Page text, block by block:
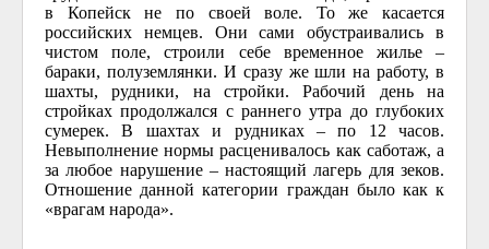
в Копейск не по своей воле. То же касается
российских немцев. Они сами обустраивались в
чистом поле, строили себе временное жилье –
бараки, полуземлянки. И сразу же шли на работу, в
шахты, рудники, на стройки. Рабочий день на
стройках продолжался с раннего утра до глубоких
сумерек. В шахтах и рудниках – по 12 часов.
Невыполнение нормы расценивалось как саботаж, а
за любое нарушение – настоящий лагерь для зеков.
Отношение данной категории граждан было как к
«врагам народа».